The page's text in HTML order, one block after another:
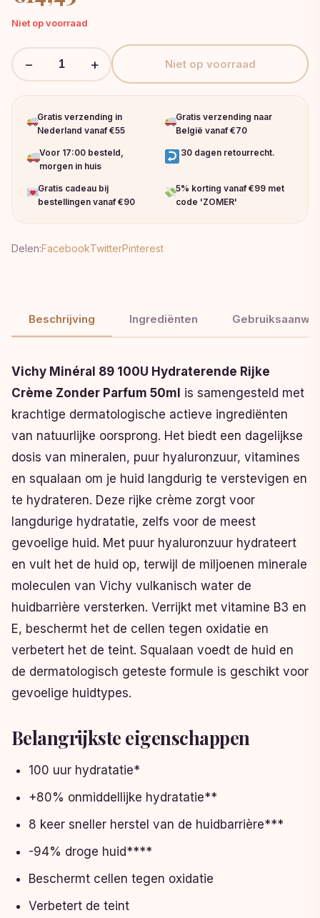
Niet op voorraad
− + Niet op voorraad
Gratis verzending in
Nederland vanaf €55
Gratis verzending naar
België vanaf €70
Voor 17:00 besteld,
morgen in huis
30 dagen retourrecht.
Gratis cadeau bij
bestellingen vanaf €90
5% korting vanaf €99 met
code 'ZOMER'
Delen:FacebookTwitterPinterest
Beschrijving Ingrediënten
Vichy Minéral 89 100U Hydraterende Rijke
Crème Zonder Parfum 50ml is samengesteld met
krachtige dermatologische actieve ingrediënten
van natuurlijke oorsprong. Het biedt een dagelijkse
dosis van mineralen, puur hyaluronzuur, vitamines
en squalaan om je huid langdurig te verstevigen en
te hydrateren. Deze rijke crème zorgt voor
langdurige hydratatie, zelfs voor de meest
gevoelige huid. Met puur hyaluronzuur hydrateert
en vult het de huid op, terwijl de miljoenen minerale
moleculen van Vichy vulkanisch water de
huidbarrière versterken. Verrijkt met vitamine B3 en
E, beschermt het de cellen tegen oxidatie en
verbetert het de teint. Squalaan voedt de huid en
de dermatologisch geteste formule is geschikt voor
gevoelige huidtypes.
Belangrijkste eigenschappen
100 uur hydratatie*
+80% onmiddellijke hydratatie**
8 keer sneller herstel van de huidbarrière***
-94% droge huid****
Beschermt cellen tegen oxidatie
Verbetert de teint